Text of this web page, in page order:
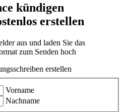
kündigen
erstellen
aus und laden Sie das
zum Senden hoch
erstellen
Vorname
Nachname